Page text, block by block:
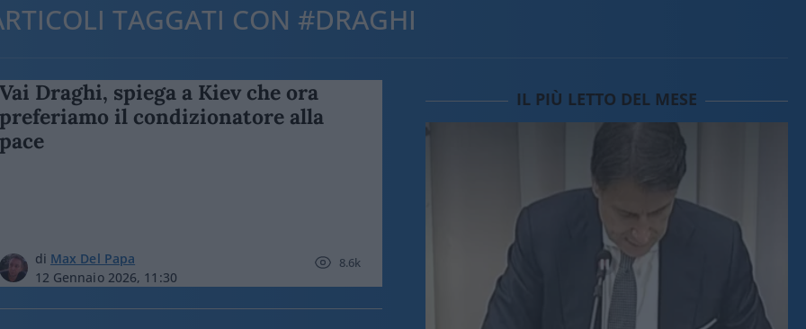
TAGGATI CON #DRAGHI
Vai Draghi, spiega a Kiev che ora
preferiamo il condizionatore alla
pace
di Max Del Papa
12 Gennaio 2026, 11:30
8.6k
IL PIÙ LETTO DEL MESE